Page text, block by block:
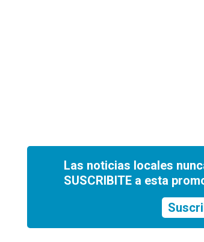
Las noticias locales
SUSCRIBITE a esta